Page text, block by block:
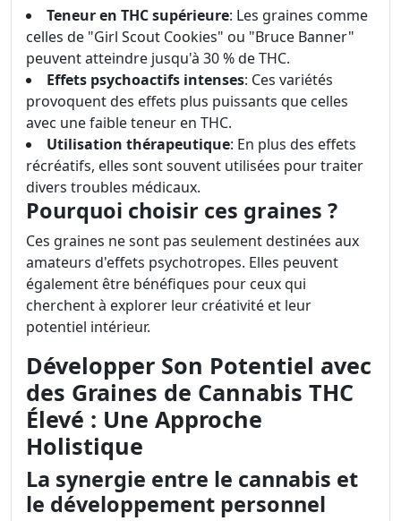
Teneur en THC supérieure: Les graines comme
celles de "Girl Scout Cookies" ou "Bruce Banner"
peuvent atteindre jusqu'à 30 % de THC.
Effets psychoactifs intenses: Ces variétés
provoquent des effets plus puissants que celles
avec une faible teneur en THC.
Utilisation thérapeutique: En plus des effets
récréatifs, elles sont souvent utilisées pour traiter
divers troubles médicaux.
Pourquoi choisir ces graines ?
Ces graines ne sont pas seulement destinées aux
amateurs d'effets psychotropes. Elles peuvent
également être bénéfiques pour ceux qui
cherchent à explorer leur créativité et leur
potentiel intérieur.
Développer Son Potentiel avec
des Graines de Cannabis THC
Élevé : Une Approche
Holistique
La synergie entre le cannabis et
le développement personnel